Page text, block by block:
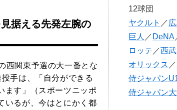
据える先発左腕の
西関東予選の大一番とな
手は、「自分ができる
ます」（スポーツニッポ
いるが、今はとにかく都
12球団
ヤクルト ／
巨人 ／ DeNA
ロッテ ／西武
オリックス ／
侍ジャパン
侍ジャパン